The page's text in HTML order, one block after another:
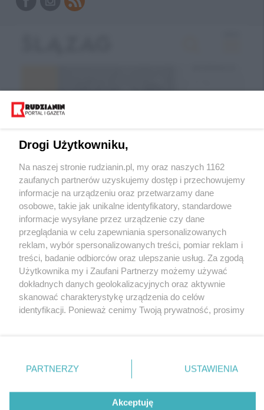
Wróć do strony głównej
ślązag.pl
0%
Drogi Użytkowniku,
Na naszej stronie rudzianin.pl, my oraz naszych 1162
zaufanych partnerów uzyskujemy dostęp i przechowujemy
informacje na urządzeniu oraz przetwarzamy dane
osobowe, takie jak unikalne identyfikatory, standardowe
informacje wysyłane przez urządzenie czy dane
przeglądania w celu zapewniania spersonalizowanych
reklam, wybór spersonalizowanych treści, pomiar reklam i
treści, badanie odbiorców oraz ulepszanie usług. Za zgodą
Użytkownika my i Zaufani Partnerzy możemy używać
dokładnych danych geolokalizacyjnych oraz aktywnie
skanować charakterystykę urządzenia do celów
identyfikacji. Ponieważ cenimy Twoją prywatność, prosimy
prywatności znajdujący się w lewym dolnym rogu strony
. Niektóre rodzaje przetwarzania danych nie wymagają
zgody użytkownika, ale masz prawo sprzeciwić się
takiemu przetwarzaniu. Preferencje będą miały
PARTNERZY USTAWIENIA
Akceptuję